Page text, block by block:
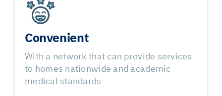
Convenient
With a network that can provide services
to homes nationwide and academic
medical standards